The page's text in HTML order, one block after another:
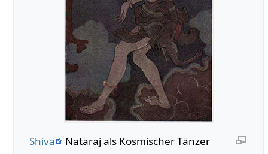
Shiva Nataraj als Kosmischer Tänzer